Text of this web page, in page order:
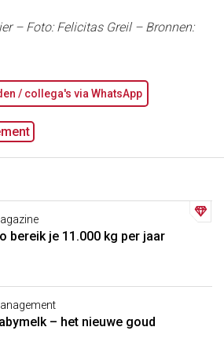
– Foto: Felicitas Greil – Bronnen:
/ collega's via WhatsApp
bereik je 11.000 kg per jaar
– het nieuwe goud